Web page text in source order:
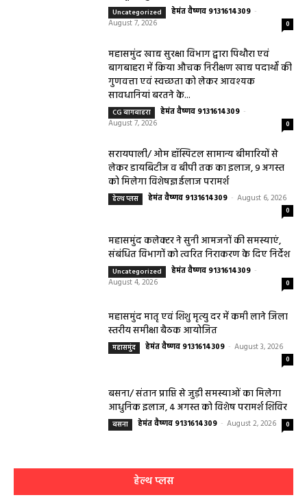
Uncategorized हेमंत वैष्णव 9131614309 -
August 7, 2026
0
महासमुंद खाद्य सुरक्षा विभाग द्वारा पिथौरा एवं
बागबाहरा में किया औचक निरीक्षण खाद्य पदार्थों की
गुणवत्ता एवं स्वच्छता को लेकर आवश्यक
सावधानियां बरतने के...
CG बागबाहरा हेमंत वैष्णव 9131614309 -
August 7, 2026
0
सरायपाली/ ओम हॉस्पिटल सामान्य बीमारियों से
लेकर डायबिटीज व बीपी तक का इलाज, 9 अगस्त
को मिलेगा विशेषज्ञ ईलाज परामर्श
हेल्थ प्लस हेमंत वैष्णव 9131614309 - August 6, 2026
0
महासमुंद कलेक्टर ने सुनी आमजनों की समस्याएं,
संबंधित विभागों को त्वरित निराकरण के दिए निर्देश
Uncategorized हेमंत वैष्णव 9131614309 -
August 4, 2026
0
महासमुंद मातृ एवं शिशु मृत्यु दर में कमी लाने जिला
स्तरीय समीक्षा बैठक आयोजित
महासमुंद हेमंत वैष्णव 9131614309 - August 3, 2026
0
बसना/ संतान प्राप्ति से जुड़ी समस्याओं का मिलेगा
आधुनिक इलाज, 4 अगस्त को विशेष परामर्श शिविर
बसना हेमंत वैष्णव 9131614309 - August 2, 2026 0
हेल्थ प्लस